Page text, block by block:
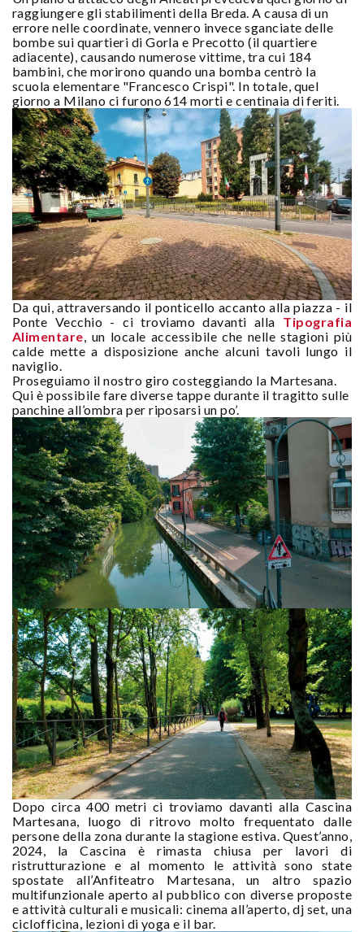
raggiungere gli stabilimenti della Breda. A causa di un
errore nelle coordinate, vennero invece sganciate delle
bombe sui quartieri di Gorla e Precotto (il quartiere
adiacente), causando numerose vittime, tra cui 184
bambini, che morirono quando una bomba centrò la
scuola elementare "Francesco Crispi". In totale, quel
giorno a Milano ci furono 614 morti e centinaia di feriti.
Da qui, attraversando il ponticello accanto alla piazza - il
Ponte Vecchio - ci troviamo davanti alla Tipografia
Alimentare , un locale accessibile che nelle stagioni più
calde mette a disposizione anche alcuni tavoli lungo il
naviglio.
Proseguiamo il nostro giro costeggiando la Martesana.
Qui è possibile fare diverse tappe durante il tragitto sulle
panchine all’ombra per riposarsi un po’.
Dopo circa 400 metri ci troviamo davanti alla Cascina
Martesana, luogo di ritrovo molto frequentato dalle
persone della zona durante la stagione estiva. Quest’anno,
2024, la Cascina è rimasta chiusa per lavori di
ristrutturazione e al momento le attività sono state
spostate all’Anfiteatro Martesana, un altro spazio
multifunzionale aperto al pubblico con diverse proposte
e attività culturali e musicali: cinema all’aperto, dj set, una
ciclofficina, lezioni di yoga e il bar.